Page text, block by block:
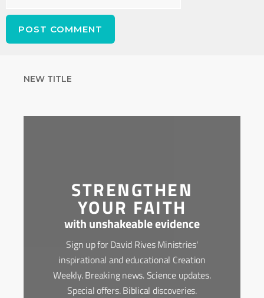
NEW TITLE
STRENGTHEN
YOUR FAITH
with unshakeable evidence
Sign up for David Rives Ministries'
inspirational and educational Creation
Weekly. Breaking news. Science updates.
Special offers. Biblical discoveries.